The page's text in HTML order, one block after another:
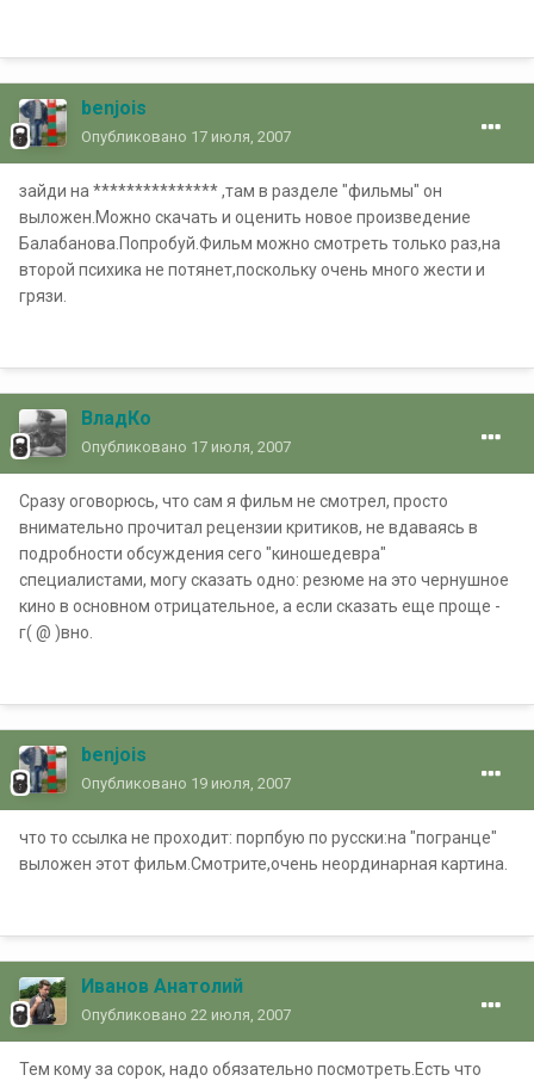
benjois
Опубликовано 17 июля, 2007
зайди на *************** ,там в разделе "фильмы" он
выложен.Можно скачать и оценить новое произведение
Балабанова.Попробуй.Фильм можно смотреть только раз,на
второй психика не потянет,поскольку очень много жести и
грязи.
ВладКо
Опубликовано 17 июля, 2007
Сразу оговорюсь, что сам я фильм не смотрел, просто
внимательно прочитал рецензии критиков, не вдаваясь в
подробности обсуждения сего "киношедевра"
специалистами, могу сказать одно: резюме на это чернушное
кино в основном отрицательное, а если сказать еще проще -
г( @ )вно.
benjois
Опубликовано 19 июля, 2007
что то ссылка не проходит: порпбую по русски:на "погранце"
выложен этот фильм.Смотрите,очень неординарная картина.
Иванов Анатолий
Опубликовано 22 июля, 2007
Тем кому за сорок, надо обязательно посмотреть.Есть что